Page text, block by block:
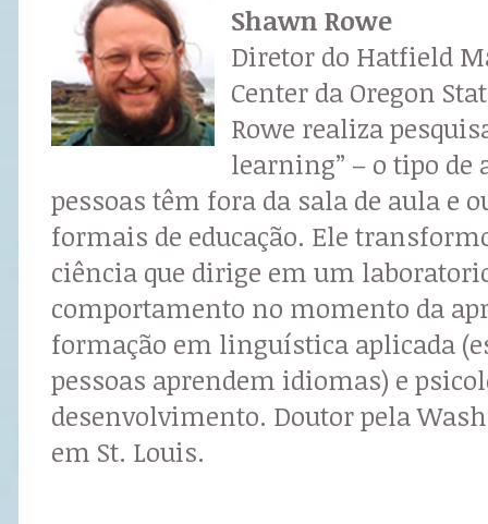
Shawn Rowe
Diretor do Hatfield
Center da Oregon
Rowe realiza
learning” – o tipo de
pessoas têm fora da sala de aula e
formais de educação. Ele
ciência que dirige em um
comportamento no momento da
formação em linguística aplicada
pessoas aprendem idiomas) e
desenvolvimento. Doutor pela
em St. Louis.